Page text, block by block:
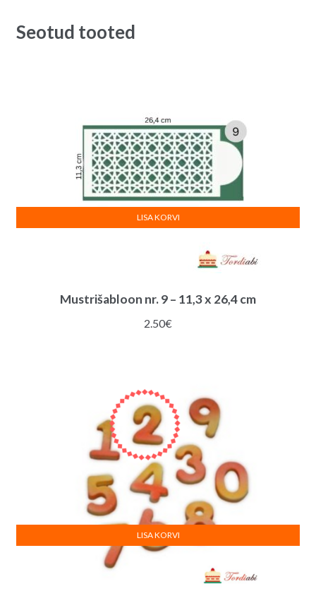
Seotud tooted
Mustrišabloon nr. 9 – 11,3 x 26,4 cm
2.50€
LISA KORVI
LISA KORVI